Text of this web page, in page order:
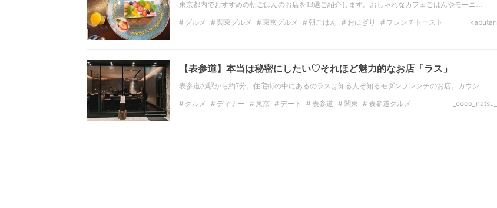
東京都内でおすすめの朝ごはんのお店を13選ご紹介します。おしゃれなカフェごはんやモーニ…
グルメ 関東グルメ 東京グルメ 朝ごはん おにぎり
フレンチトースト
kabutan
【表参道】本当は秘密にしたい♡それほど魅力的なお店「ラス」
表参道の駅から約7分。住宅街の中にあるのラスは知る人ぞ知るモダンフレンチのお店。カウン…
グルメ ディナー 東京 デート 表参道 関東
表参道グルメ
_coco_natsu_